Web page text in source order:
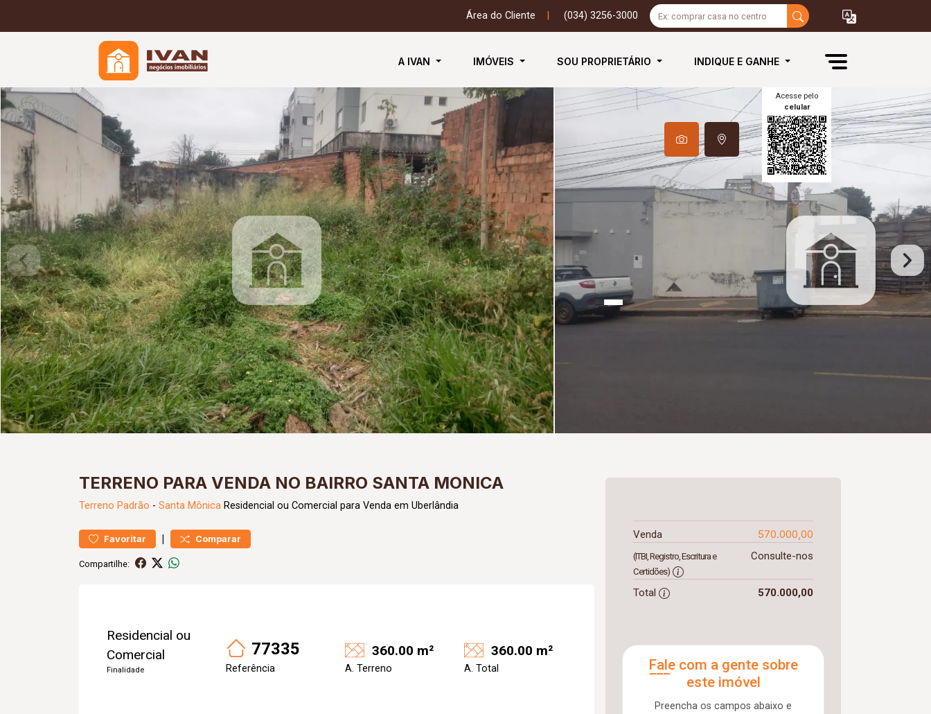
Área do Cliente (034) 3256-3000
A IVAN IMÓVEIS SOU PROPRIETÁRIO INDIQUE E GANHE
Acesse pelo
celular
TERRENO PARA VENDA NO BAIRRO SANTA MONICA
Terreno Padrão - Santa Mônica Residencial ou Comercial para Venda em Uberlândia
Favoritar | Comparar
Compartilhe:
Residencial ou
Comercial
Finalidade
77335
Referência
360.00 m²
A. Terreno
360.00 m²
A. Total
Venda 570.000,00
(ITBI, Registro, Escritura e
Certidões)
Consulte-nos
Total 570.000,00
Fale com a gente sobre
este imóvel
Preencha os campos abaixo e